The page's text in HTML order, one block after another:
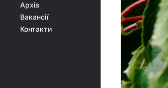
Архів
Вакансії
Контакти